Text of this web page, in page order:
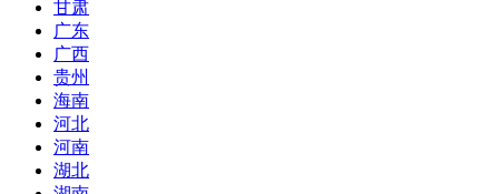
甘肃
广东
广西
贵州
海南
河北
河南
湖北